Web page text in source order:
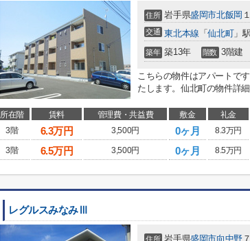
住所 岩手県盛岡市北飯岡
交通 東北本線 「仙北町」
築年 築13年 階数 3階建
こちらの物件はアパートで
たします。仙北町の物件詳
所在階 賃料 管理費・共益費 敷金 礼金
3階
6.3万円 3,500円 0ヶ月 8.3万円
3階
6.5万円 3,500円 0ヶ月 8.5万円
レグルスみなみⅢ
住所 岩手県盛岡市向中野